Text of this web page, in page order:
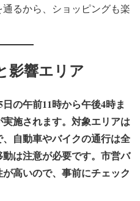
るから、ショッピングも楽
影響エリア
日の午前11時から午後4時ま
施されます。 対象エリアは
自動車やバイクの通行は全
は注意が必要です。市営バ
高いので、事前にチェック